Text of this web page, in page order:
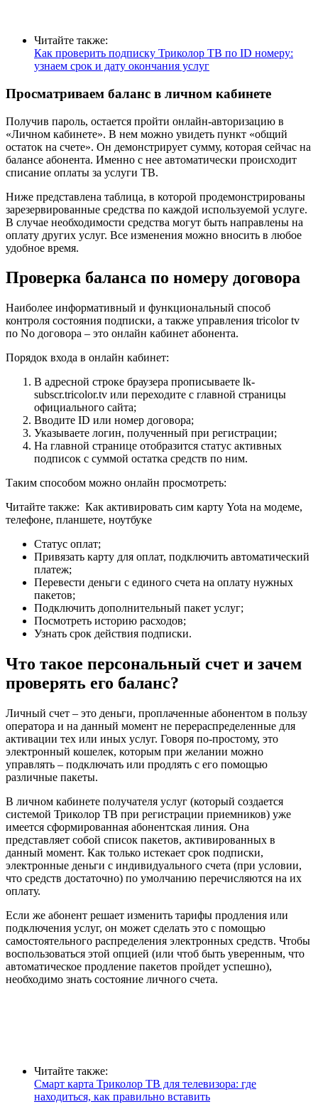
Читайте также:
Как проверить подписку Триколор ТВ по ID номеру:
узнаем срок и дату окончания услуг
Просматриваем баланс в личном кабинете
Получив пароль, остается пройти онлайн-авторизацию в
«Личном кабинете». В нем можно увидеть пункт «общий
остаток на счете». Он демонстрирует сумму, которая сейчас на
балансе абонента. Именно с нее автоматически происходит
списание оплаты за услуги ТВ.
Ниже представлена таблица, в которой продемонстрированы
зарезервированные средства по каждой используемой услуге.
В случае необходимости средства могут быть направлены на
оплату других услуг. Все изменения можно вносить в любое
удобное время.
Проверка баланса по номеру договора
Наиболее информативный и функциональный способ
контроля состояния подписки, а также управления tricolor tv
по No договора – это онлайн кабинет абонента.
Порядок входа в онлайн кабинет:
В адресной строке браузера прописываете lk-
subscr.tricolor.tv или переходите с главной страницы
официального сайта;
Вводите ID или номер договора;
Указываете логин, полученный при регистрации;
На главной странице отобразится статус активных
подписок с суммой остатка средств по ним.
Таким способом можно онлайн просмотреть:
Читайте также: Как активировать сим карту Yota на модеме,
телефоне, планшете, ноутбуке
Статус оплат;
Привязать карту для оплат, подключить автоматический
платеж;
Перевести деньги с единого счета на оплату нужных
пакетов;
Подключить дополнительный пакет услуг;
Посмотреть историю расходов;
Узнать срок действия подписки.
Что такое персональный счет и зачем
проверять его баланс?
Личный счет – это деньги, проплаченные абонентом в пользу
оператора и на данный момент не перераспределенные для
активации тех или иных услуг. Говоря по-простому, это
электронный кошелек, которым при желании можно
управлять – подключать или продлять с его помощью
различные пакеты.
В личном кабинете получателя услуг (который создается
системой Триколор ТВ при регистрации приемников) уже
имеется сформированная абонентская линия. Она
представляет собой список пакетов, активированных в
данный момент. Как только истекает срок подписки,
электронные деньги с индивидуального счета (при условии,
что средств достаточно) по умолчанию перечисляются на их
оплату.
Если же абонент решает изменить тарифы продления или
подключения услуг, он может сделать это с помощью
самостоятельного распределения электронных средств. Чтобы
воспользоваться этой опцией (или чтоб быть уверенным, что
автоматическое продление пакетов пройдет успешно),
необходимо знать состояние личного счета.
Читайте также:
Смарт карта Триколор ТВ для телевизора: где
находиться, как правильно вставить